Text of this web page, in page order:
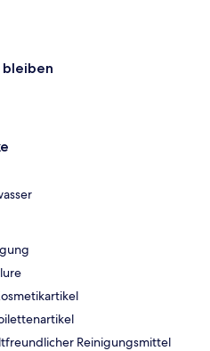
bleiben
Reinigungsmittel